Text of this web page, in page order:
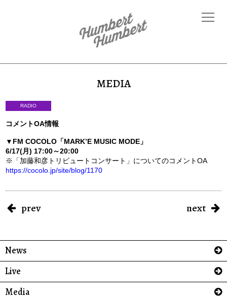
MEDIA
RADIO
コメントOA情報
▼FM COCOLO 「MARK’E MUSIC MODE」
6/17(月) 17:00～20:00
※「加藤和彦トリビュートコンサート」についてのコメントOA
https://cocolo.jp/site/blog/1170
prev next
News
Live
Media